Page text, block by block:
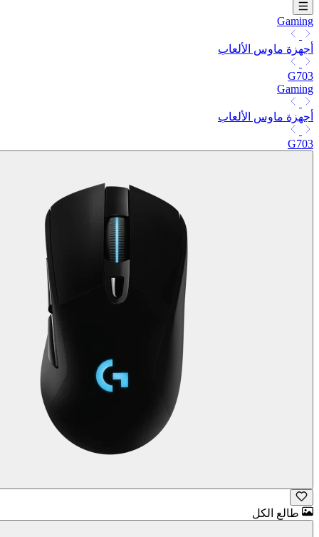
Gaming
أجهزة ماوس الألعاب
G703
Gaming
أجهزة ماوس الألعاب
G703
طالع الكل